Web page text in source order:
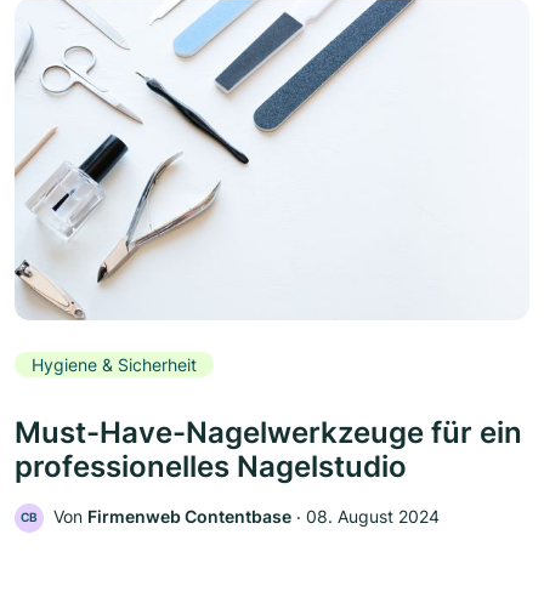
Hygiene & Sicherheit
Must-Have-Nagelwerkzeuge für ein
professionelles Nagelstudio
CB Von Firmenweb Contentbase ‧ 08. August 2024